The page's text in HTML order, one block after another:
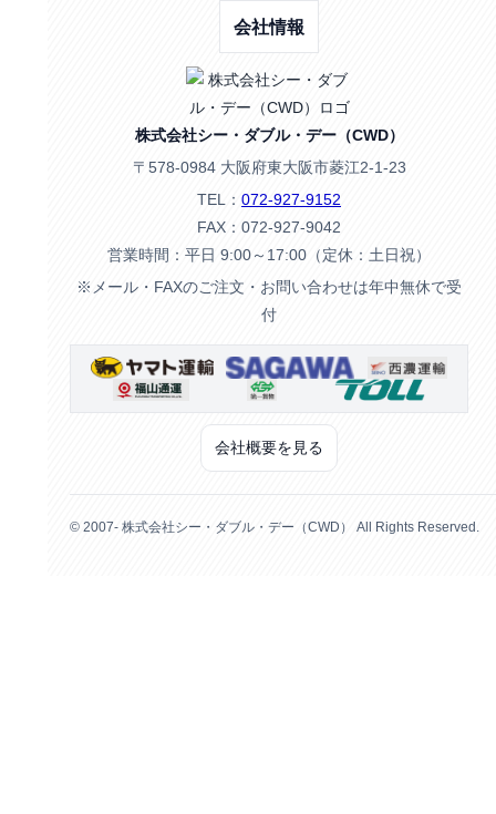
会社情報
株式会社シー・ダブル・デー（CWD）
〒578-0984 大阪府東大阪市菱江2-1-23
TEL： 072-927-9152
FAX：072-927-9042
営業時間：平日 9:00～17:00（定休：土日祝）
※メール・FAXのご注文・お問い合わせは年中無休で受
付
会社概要を見る
© 2007- 株式会社シー・ダブル・デー（CWD） All Rights Reserved.